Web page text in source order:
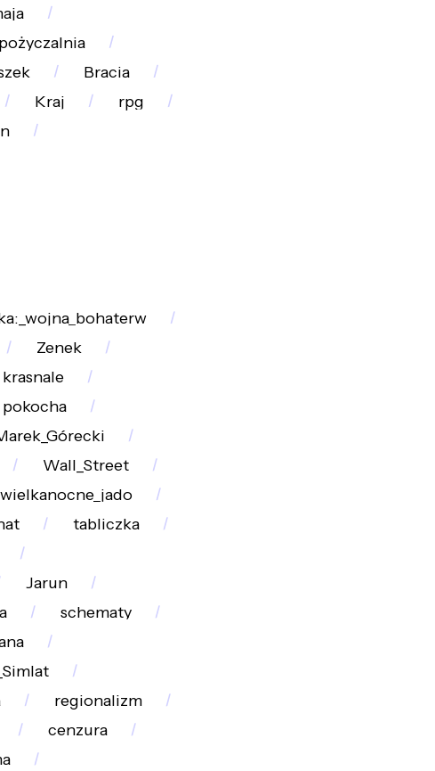
Bracia
Kraj
rpg
Zenek
krasnale
pokocha
Wall_Street
wielkanocne_jado
tabliczka
Jarun
schematy
regionalizm
cenzura